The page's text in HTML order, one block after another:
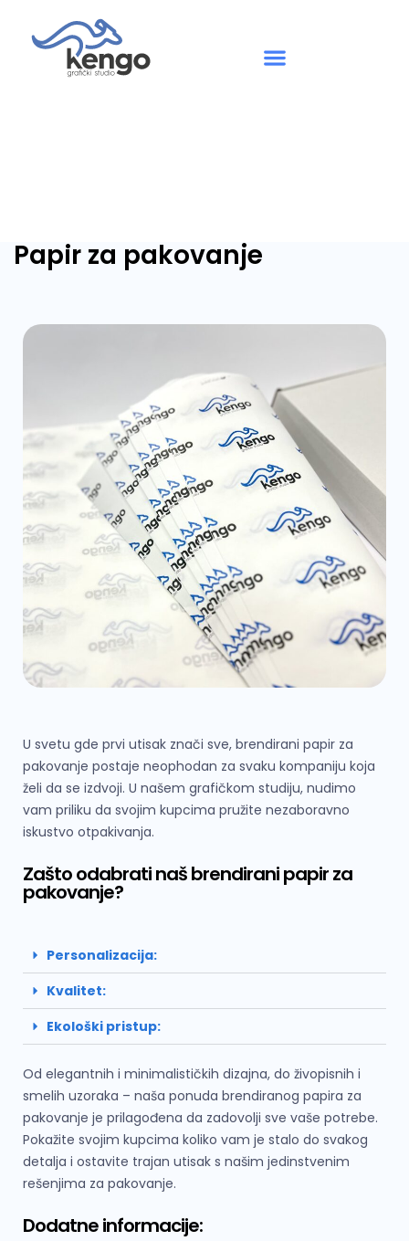
Papir za pakovanje
U svetu gde prvi utisak znači sve, brendirani papir za
pakovanje postaje neophodan za svaku kompaniju koja
želi da se izdvoji. U našem grafičkom studiju, nudimo
vam priliku da svojim kupcima pružite nezaboravno
iskustvo otpakivanja.
Zašto odabrati naš brendirani papir za
pakovanje?
Personalizacija:
Kvalitet:
Ekološki pristup:
Od elegantnih i minimalističkih dizajna, do živopisnih i
smelih uzoraka – naša ponuda brendiranog papira za
pakovanje je prilagođena da zadovolji sve vaše potrebe.
Pokažite svojim kupcima koliko vam je stalo do svakog
detalja i ostavite trajan utisak s našim jedinstvenim
rešenjima za pakovanje.
Dodatne informacije: